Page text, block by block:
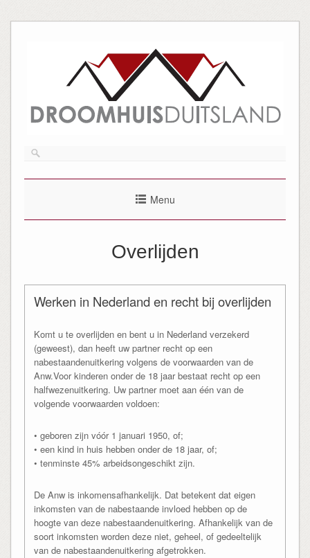
Menu
Overlijden
Werken in Nederland en recht bij overlijden
Komt u te overlijden en bent u in Nederland verzekerd
(geweest), dan heeft uw partner recht op een
nabestaandenuitkering volgens de voorwaarden van de
Anw.Voor kinderen onder de 18 jaar bestaat recht op een
halfwezenuitkering. Uw partner moet aan één van de
volgende voorwaarden voldoen:
• geboren zijn vóór 1 januari 1950, of;
• een kind in huis hebben onder de 18 jaar, of;
• tenminste 45% arbeidsongeschikt zijn.
De Anw is inkomensafhankelijk. Dat betekent dat eigen
inkomsten van de nabestaande invloed hebben op de
hoogte van deze nabestaandenuitkering. Afhankelijk van de
soort inkomsten worden deze niet, geheel, of gedeeltelijk
van de nabestaandenuitkering afgetrokken.